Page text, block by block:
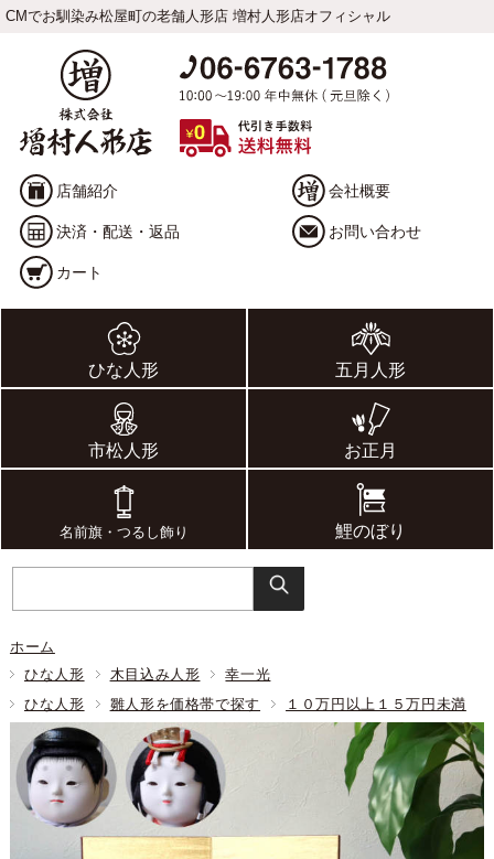
CMでお馴染み松屋町の老舗人形店 増村人形店オフィシャル
店舗紹介 会社概要
決済・配送・返品 お問い合わせ
カート
ひな人形 五月人形
市松人形 お正月
名前旗・つるし飾り 鯉のぼり
ホーム
ひな人形
木目込み人形
幸一光
ひな人形
雛人形を価格帯で探す １０万円以上１５万円未満